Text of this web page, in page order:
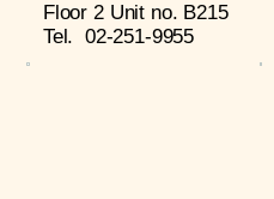
Floor 2 Unit no. B215
Tel. 02-251-9955